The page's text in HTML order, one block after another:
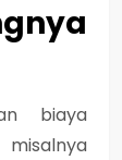
biaya